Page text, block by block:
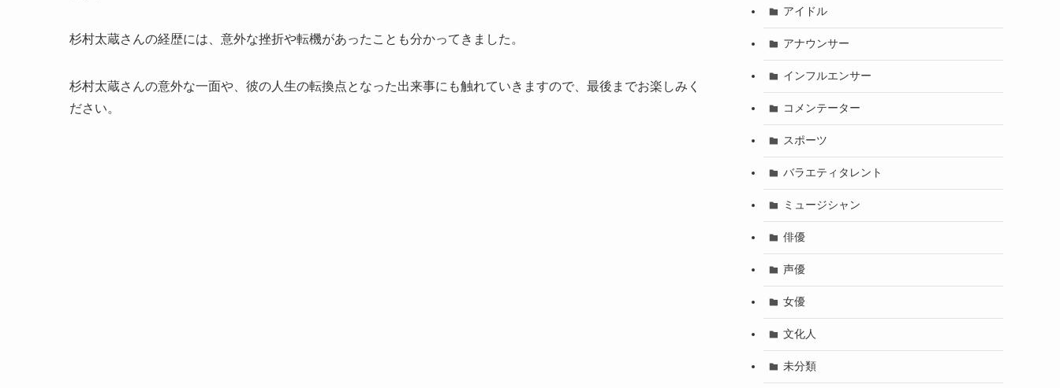
杉村太蔵さんの経歴には、意外な挫折や転機があったことも分かってきました。
杉村太蔵さんの意外な一面や、彼の人生の転換点となった出来事にも触れていきますので、最後までお楽しみく
ださい。
アイドル
アナウンサー
インフルエンサー
コメンテーター
スポーツ
バラエティタレント
ミュージシャン
俳優
声優
女優
文化人
未分類